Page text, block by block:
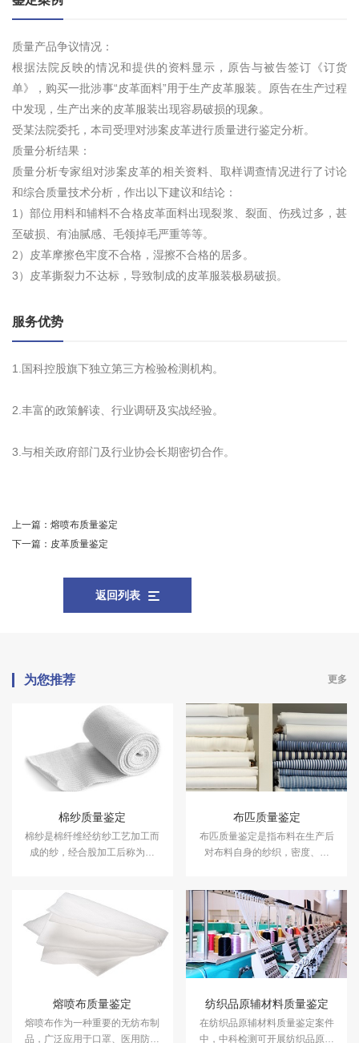
质量产品争议情况：
根据法院反映的情况和提供的资料显示，原告与被告签订《订货
单》，购买一批涉事“皮革面料”用于生产皮革服装。原告在生产过程
中发现，生产出来的皮革服装出现容易破损的现象。
受某法院委托，本司受理对涉案皮革进行质量进行鉴定分析。
质量分析结果：
质量分析专家组对涉案皮革的相关资料、取样调查情况进行了讨论
和综合质量技术分析，作出以下建议和结论：
1）部位用料和辅料不合格皮革面料出现裂浆、裂面、伤残过多，甚
至破损、有油腻感、毛领掉毛严重等等。
2）皮革摩擦色牢度不合格，湿擦不合格的居多。
3）皮革撕裂力不达标，导致制成的皮革服装极易破损。
服务优势
1.国科控股旗下独立第三方检验检测机构。
2.丰富的政策解读、行业调研及实战经验。
3.与相关政府部门及行业协会长期密切合作。
上一篇： 熔喷布质量鉴定
下一篇： 皮革质量鉴定
返回列表
为您推荐 更多
棉纱质量鉴定
棉纱是棉纤维经纺纱工艺加工而
成的纱，经合股加工后称为棉
供棉纱质量鉴定服务。
布匹质量鉴定
布匹质量鉴定是指布料在生产后
对布料自身的纱织，密度、克
防泼水、防静电等等。
熔喷布质量鉴定
熔喷布作为一种重要的无纺布制
品，广泛应用于口罩、医用防护
纺织品原辅材料质量鉴定
在纺织品原辅材料质量鉴定案件
中，中科检测可开展纺织品原辅